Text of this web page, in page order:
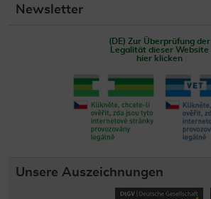
Newsletter
(DE) Zur Überprüfung der
Legalität dieser Website
hier klicken
Unsere Auszeichnungen